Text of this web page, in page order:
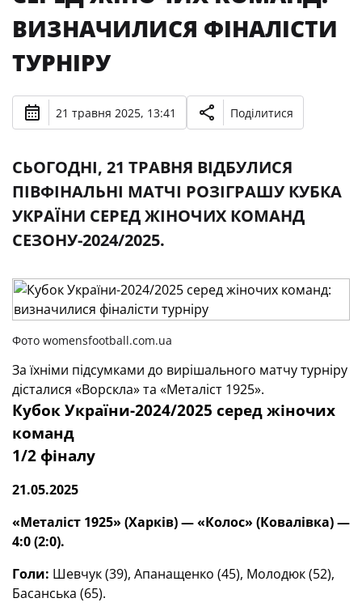
ВИЗНАЧИЛИСЯ ФІНАЛІСТИ
ТУРНІРУ
21 травня 2025, 13:41 Поділитися
СЬОГОДНІ, 21 ТРАВНЯ ВІДБУЛИСЯ
ПІВФІНАЛЬНІ МАТЧІ РОЗІГРАШУ КУБКА
УКРАЇНИ СЕРЕД ЖІНОЧИХ КОМАНД
СЕЗОНУ-2024/2025.
Фото womensfootball.com.ua
За їхніми підсумками до вирішального матчу турніру
дісталися «Ворскла» та «Металіст 1925».
Кубок України-2024/2025 серед жіночих
команд
1/2 фіналу
21.05.2025
«Металіст 1925» (Харків) — «Колос» (Ковалівка) —
4:0 (2:0).
Голи: Шевчук (39), Апанащенко (45), Молодюк (52),
Басанська (65).